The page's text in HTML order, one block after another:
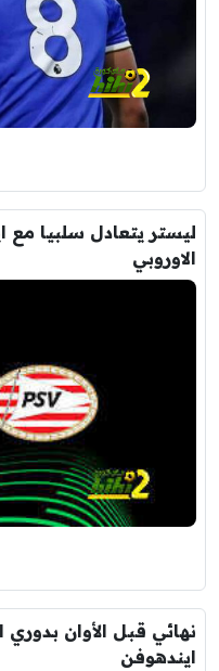
ليستر يتعادل سلبيا
الاوروبي
نهائي قبل الأوان بدوري
ايندهوفن